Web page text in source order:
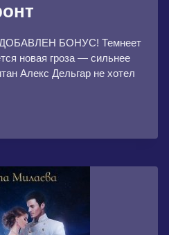
ДОБАВЛЕН БОНУС! Темнеет
новая гроза — сильнее
Алекс Дельгар не хотел